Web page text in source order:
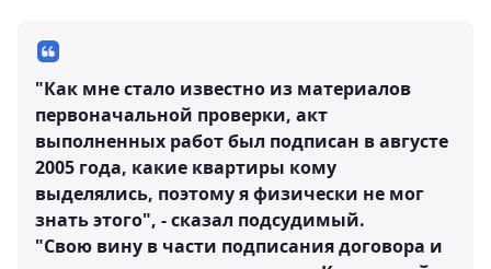
"Как мне стало известно из материалов
первоначальной проверки, акт
выполненных работ был подписан в августе
2005 года, какие квартиры кому
выделялись, поэтому я физически не мог
знать этого", - сказал подсудимый.
"Свою вину в части подписания договора и